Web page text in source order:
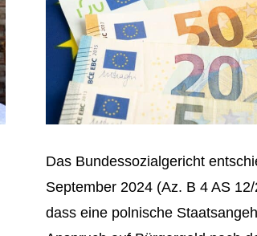
Das Bundessozialgericht
September 2024 (Az. B 4 AS
dass eine polnische